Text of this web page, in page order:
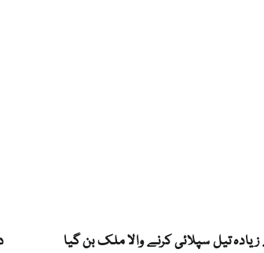
تیل سپلائی کرنے والا ملک بن گیا